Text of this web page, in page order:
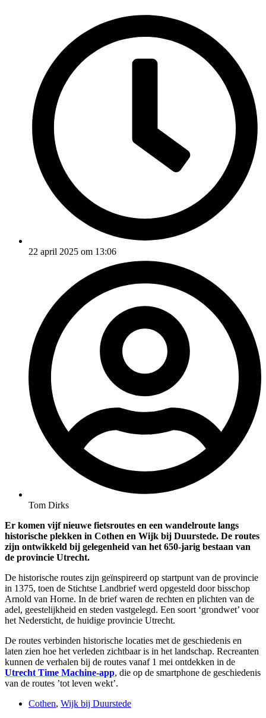
22 april 2025 om 13:06
Tom Dirks
Er komen vijf nieuwe fietsroutes en een wandelroute langs
historische plekken in Cothen en Wijk bij Duurstede. De routes
zijn ontwikkeld bij gelegenheid van het 650-jarig bestaan van
de provincie Utrecht.
De historische routes zijn geïnspireerd op startpunt van de provincie
in 1375, toen de Stichtse Landbrief werd opgesteld door bisschop
Arnold van Horne. In de brief waren de rechten en plichten van de
adel, geestelijkheid en steden vastgelegd. Een soort ‘grondwet’ voor
het Nedersticht, de huidige provincie Utrecht.
De routes verbinden historische locaties met de geschiedenis en
laten zien hoe het verleden zichtbaar is in het landschap. Recreanten
kunnen de verhalen bij de routes vanaf 1 mei ontdekken in de
Utrecht Time Machine-app, die op de smartphone de geschiedenis
van de routes ’tot leven wekt’.
Cothen, Wijk bij Duurstede